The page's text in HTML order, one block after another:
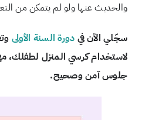
والحديث عنها ولو لم يتمكن من
سجّلي الآن في دورة السنة الأولى
لاستخدام كرسي المنزل لطفلك،
جلوس آمن وصحيح.